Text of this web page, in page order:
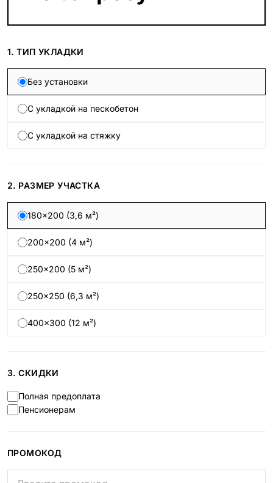
1. ТИП УКЛАДКИ
Без установки
С укладкой на пескобетон
С укладкой на стяжку
2. РАЗМЕР УЧАСТКА
180×200 (3,6 м²)
200×200 (4 м²)
250×200 (5 м²)
250×250 (6,3 м²)
400×300 (12 м²)
3. СКИДКИ
Полная предоплата
Пенсионерам
ПРОМОКОД